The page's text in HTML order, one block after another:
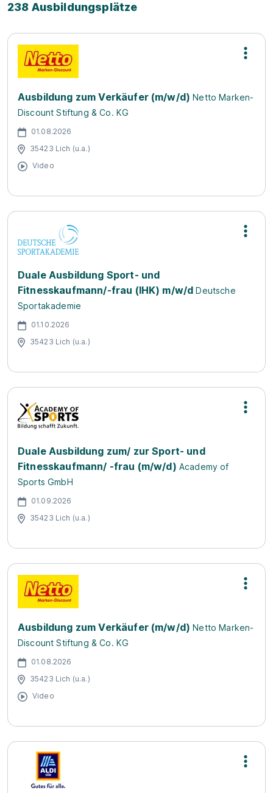
238 Ausbildungsplätze
Ausbildung zum Verkäufer (m/w/d) Netto Marken-
Discount Stiftung & Co. KG
01.08.2026
35423 Lich (u.a.)
Video
Duale Ausbildung Sport- und
Fitnesskaufmann/-frau (IHK) m/w/d Deutsche
Sportakademie
01.10.2026
35423 Lich (u.a.)
Duale Ausbildung zum/ zur Sport- und
Fitnesskaufmann/ -frau (m/w/d) Academy of
Sports GmbH
01.09.2026
35423 Lich (u.a.)
Ausbildung zum Verkäufer (m/w/d) Netto Marken-
Discount Stiftung & Co. KG
01.08.2026
35423 Lich (u.a.)
Video